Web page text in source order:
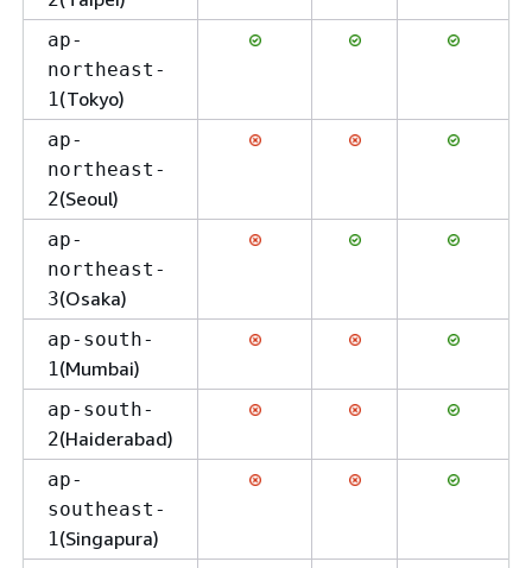
ap-
northeast-
1(Tokyo)
ap-
northeast-
2(Seoul)
ap-
northeast-
3(Osaka)
ap-south-
1(Mumbai)
ap-south-
2(Haiderabad)
ap-
southeast-
1(Singapura)